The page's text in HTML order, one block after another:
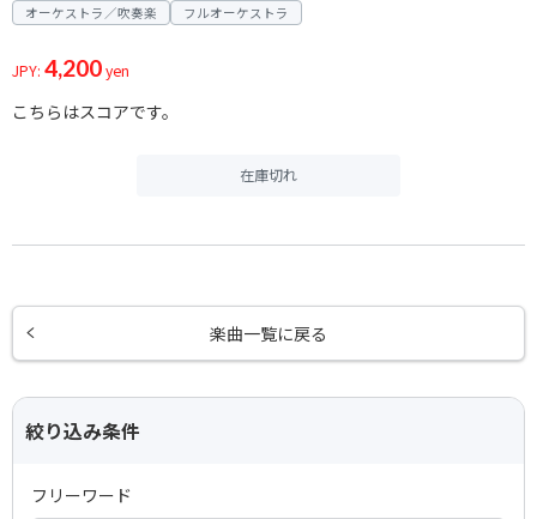
オーケストラ／吹奏楽 フルオーケストラ
JPY: 4,200yen
こちらはスコアです。
在庫切れ
楽曲一覧に戻る
絞り込み条件
フリーワード